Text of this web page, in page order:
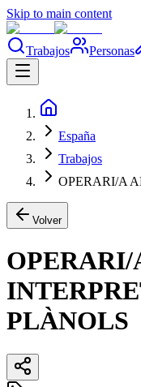
Skip to main content
Trabajos Personas
España
Trabajos
OPERARI/A
Volver
OPERARI/
PLÀNOLS